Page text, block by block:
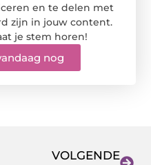
en te delen met
zijn in jouw content.
je stem horen!
nog
VOLGENDE